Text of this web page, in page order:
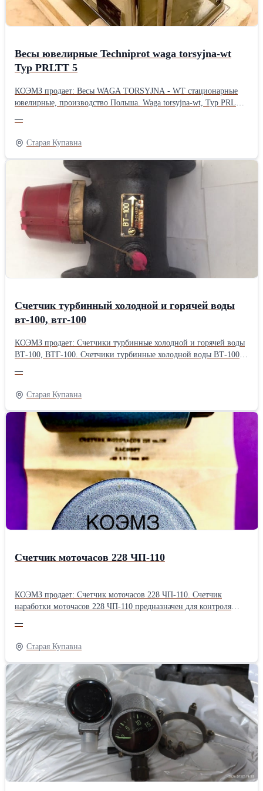
Весы ювелирные Techniprot waga torsyjna-wt
Typ PRLTT 5
КОЭМЗ продает: Весы WAGA TORSYJNA - WT стационарные
ювелирные, производство Польша. Waga torsyjna-wt, Typ PRLTT
Цена деления шкалы, мг … 0,1. Точность измерения … ± одно
деление. Точность отсчета … 0,5 деления. Масса, кг … 8. Весы
новые, с консервации, в заводской упаковке. Год выпуска - 1977.
Подробности на сайте или по телефону:
—
Старая Купавна
Счетчик турбинный холодной и горячей воды
вт-100, втг-100
КОЭМЗ продает: Счетчики турбинные холодной и горячей воды
ВТ-100, ВТГ-100. Счетчики турбинные холодной воды ВТ-100
системах коммунального водоснабжения протекающей по
трубопроводу при температуре до 30 градусов С и давления до
10 кгс/см2 (1,0) Мпа. *Счетчик турбинный холодной воды
ВТ-100. Технические данные: Диаметр условного прохода -
100мм. Фланцевый. Монтажная длина - 215мм. Ширина -
215мм. Высота - 270мм. Масса, кг не более - 14,0. *Счетчик
турбинный горячей воды ВТГ-100. Диаметр условного прохода -
100мм. Фланцевый. Монтажная длинна - 215 мм. Ширина -
215мм. Высота - 270мм. Масса, кг не более - 14,0. Подробности
по телефону или на сайте:
—
Старая Купавна
Счетчик моточасов 228 ЧП-110
КОЭМЗ продает: Счетчик моточасов 228 ЧП-110. Счетчик
наработки моточасов 228 ЧП-110 предназначен для контроля
постоянного тока, напряжение на котором равно 24 В. В
качестве устройства могут выступать двигатели и любые другие
установки. Счетчик времени наработки 228 ЧП-110 начинает
отсчет при появлении на соответствующей клемме напряжения
20-30В и прекращает его при отсутствии напряжения. Данный
счетчик моточасов 228 ЧП-110 отличается хорошей надежностью
и простотой эксплуатации. Технические характеристики:
*Рабочее напряжение, В: 24. *Средняя погрешность устройства,
%: +/- 0,5. *Допустимая рабочая температура, С: от - 50 до + 50.
*Максимальная влажность воздуха при 35 С, %: 98. *Масса
устройства, Кг: 0,5-0,6. Устройство и схема работы 228 ЧП: В
зависимости от вида счетчика, изменяется его устройство. Если
у 228 ЧП II-0 пять барабанов, то у 228 ЧП III-0 шесть. Каждый
барабан имеет на поверхности цифры от 0 до 9, которые
—
Старая Купавна